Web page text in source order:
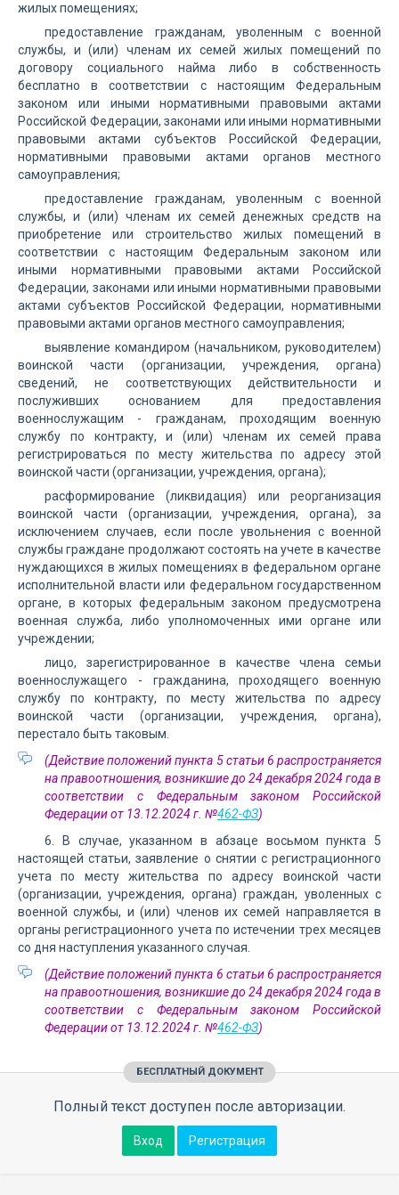
жилых помещениях;
предоставление гражданам, уволенным с военной
службы, и (или) членам их семей жилых помещений по
договору социального найма либо в собственность
бесплатно в соответствии с настоящим Федеральным
законом или иными нормативными правовыми актами
Российской Федерации, законами или иными нормативными
правовыми актами субъектов Российской Федерации,
нормативными правовыми актами органов местного
самоуправления;
предоставление гражданам, уволенным с военной
службы, и (или) членам их семей денежных средств на
приобретение или строительство жилых помещений в
соответствии с настоящим Федеральным законом или
иными нормативными правовыми актами Российской
Федерации, законами или иными нормативными правовыми
актами субъектов Российской Федерации, нормативными
правовыми актами органов местного самоуправления;
выявление командиром (начальником, руководителем)
воинской части (организации, учреждения, органа)
сведений, не соответствующих действительности и
послуживших основанием для предоставления
военнослужащим - гражданам, проходящим военную
службу по контракту, и (или) членам их семей права
регистрироваться по месту жительства по адресу этой
воинской части (организации, учреждения, органа);
расформирование (ликвидация) или реорганизация
воинской части (организации, учреждения, органа), за
исключением случаев, если после увольнения с военной
службы граждане продолжают состоять на учете в качестве
нуждающихся в жилых помещениях в федеральном органе
исполнительной власти или федеральном государственном
органе, в которых федеральным законом предусмотрена
военная служба, либо уполномоченных ими органе или
учреждении;
лицо, зарегистрированное в качестве члена семьи
военнослужащего - гражданина, проходящего военную
службу по контракту, по месту жительства по адресу
воинской части (организации, учреждения, органа),
перестало быть таковым.
(Действие положений пункта 5 статьи 6 распространяется
на правоотношения, возникшие до 24 декабря 2024 года в
соответствии с Федеральным законом Российской
Федерации от 13.12.2024 г. №462-ФЗ)
6. В случае, указанном в абзаце восьмом пункта 5
настоящей статьи, заявление о снятии с регистрационного
учета по месту жительства по адресу воинской части
(организации, учреждения, органа) граждан, уволенных с
военной службы, и (или) членов их семей направляется в
органы регистрационного учета по истечении трех месяцев
со дня наступления указанного случая.
(Действие положений пункта 6 статьи 6 распространяется
на правоотношения, возникшие до 24 декабря 2024 года в
соответствии с Федеральным законом Российской
Федерации от 13.12.2024 г. №462-ФЗ)
БЕСПЛАТНЫЙ ДОКУМЕНТ
Полный текст доступен после авторизации.
Вход Регистрация